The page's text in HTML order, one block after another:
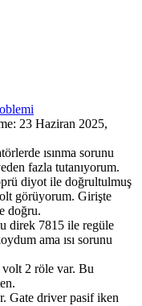
: 23 Haziran 2025,
ısınma sorunu
fazla tutanıyorum.
diyot ile doğrultulmuş
görüyorum. Girişte
doğru.
direk 7815 ile regüle
ama ısı sorunu
volt 2 röle var. Bu
Gate driver pasif iken